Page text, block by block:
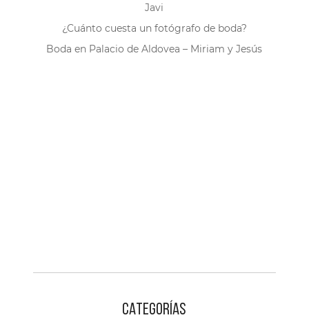
Javi
¿Cuánto cuesta un fotógrafo de boda?
Boda en Palacio de Aldovea – Miriam y Jesús
CATEGORÍAS